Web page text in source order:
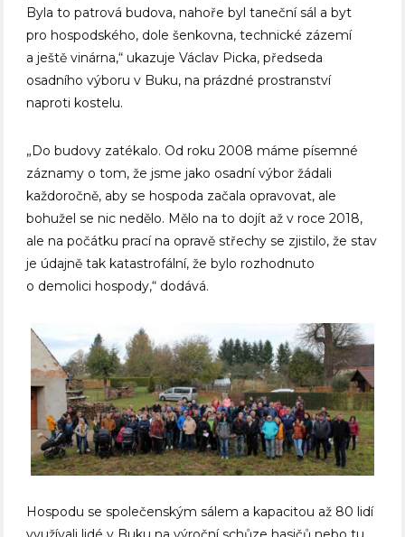
Byla to patrová budova, nahoře byl taneční sál a byt
pro hospodského, dole šenkovna, technické zázemí
a ještě vinárna,“ ukazuje Václav Picka, předseda
osadního výboru v Buku, na prázdné prostranství
naproti kostelu.
„Do budovy zatékalo. Od roku 2008 máme písemné
záznamy o tom, že jsme jako osadní výbor žádali
každoročně, aby se hospoda začala opravovat, ale
bohužel se nic nedělo. Mělo na to dojít až v roce 2018,
ale na počátku prací na opravě střechy se zjistilo, že stav
je údajně tak katastrofální, že bylo rozhodnuto
o demolici hospody,“ dodává.
Hospodu se společenským sálem a kapacitou až 80 lidí